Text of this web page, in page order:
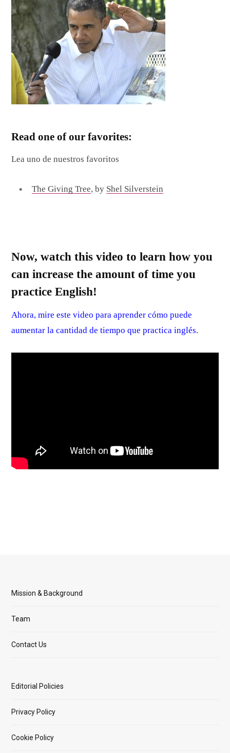
Read one of our favorites:
Lea uno de nuestros favoritos
The Giving Tree, by Shel Silverstein
Now, watch this video to learn how you
can increase the amount of time you
practice English!
Ahora, mire este video para aprender cómo puede
aumentar la cantidad de tiempo que practica inglés.
Mission & Background
Team
Contact Us
Editorial Policies
Privacy Policy
Cookie Policy